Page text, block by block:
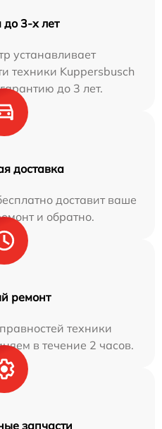
до 3-х лет
устанавливает
техники Kuppersbusch
до 3 лет.
доставка
доставит ваше
и обратно.
ремонт
техники
в течение 2 часов.
запчасти